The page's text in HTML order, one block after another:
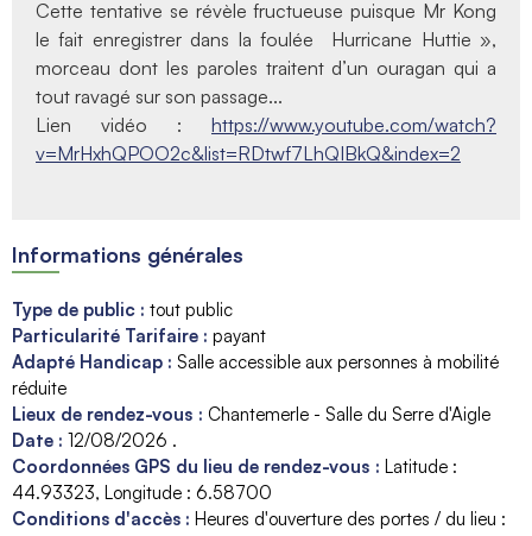
Cette tentative se révèle fructueuse puisque Mr Kong
le fait enregistrer dans la foulée Hurricane Huttie »,
morceau dont les paroles traitent d’un ouragan qui a
tout ravagé sur son passage...
Lien vidéo : https://www.youtube.com/watch?
v=MrHxhQPOO2c&list=RDtwf7LhQIBkQ&index=2
Informations générales
Type de public : tout public
Particularité Tarifaire : payant
Adapté Handicap : Salle accessible aux personnes à mobilité
réduite
Lieux de rendez-vous : Chantemerle - Salle du Serre d'Aigle
Date : 12/08/2026 .
Coordonnées GPS du lieu de rendez-vous : Latitude :
44.93323 Longitude : 6.58700
Conditions d'accès : Heures d'ouverture des portes / du lieu :